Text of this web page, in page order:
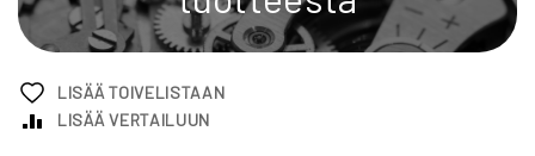
LISÄÄ TOIVELISTAAN
LISÄÄ VERTAILUUN